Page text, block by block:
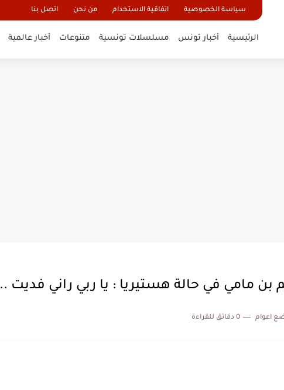
سياسة الخصوصية اتفاقية الاستخدام من نحن اتصل بنا
الرئيسية أخبار تونس مسلسلات تونسية متنوعات أخبار عالمية
بن مامي في حالة هستيريا : يا ربي راني فديت ..
اعوام 0 دقائق للقراءة